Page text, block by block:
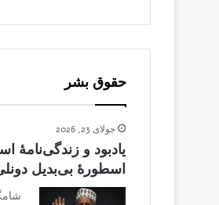
حقوق بشر
جولای 23, 2026
یادبود و زندگی‌نامهٔ
اسطورهٔ بی‌بدیل